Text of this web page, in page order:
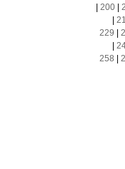
200|
229
258